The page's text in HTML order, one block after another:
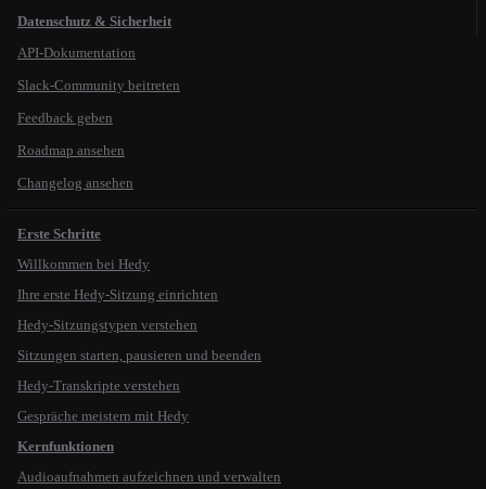
Datenschutz & Sicherheit
API-Dokumentation
Slack-Community beitreten
Feedback geben
Roadmap ansehen
Changelog ansehen
Erste Schritte
Willkommen bei Hedy
Ihre erste Hedy-Sitzung einrichten
Hedy-Sitzungstypen verstehen
Sitzungen starten, pausieren und beenden
Hedy-Transkripte verstehen
Gespräche meistern mit Hedy
Kernfunktionen
Audioaufnahmen aufzeichnen und verwalten